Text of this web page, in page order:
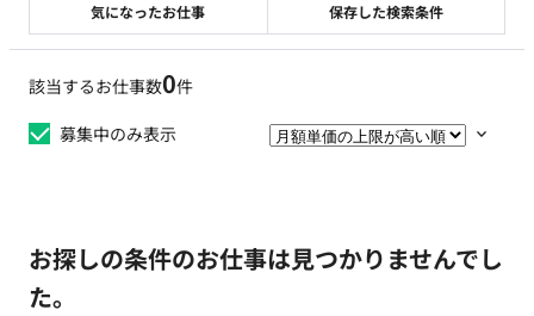
該当するお仕事数0件
募集中のみ表示
お探しの条件のお仕事は見つかりませんでし
た。
気になったお仕事 保存した検索条件